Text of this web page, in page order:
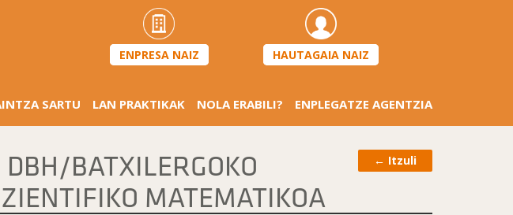
ENPRESA NAIZ HAUTAGAIA NAIZ
SARTU LAN PRAKTIKAK NOLA ERABILI? ENPLEGATZE AGENTZIA
← Itzuli
BATXILERGOKO
MATEMATIKOA